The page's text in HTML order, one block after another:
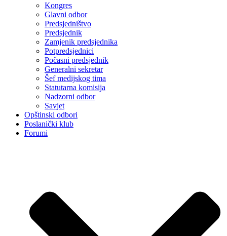
Kongres
Glavni odbor
Predsjedništvo
Predsjednik
Zamjenik predsjednika
Potpredsjednici
Počasni predsjednik
Generalni sekretar
Šef medijskog tima
Statutarna komisija
Nadzorni odbor
Savjet
Opštinski odbori
Poslanički klub
Forumi